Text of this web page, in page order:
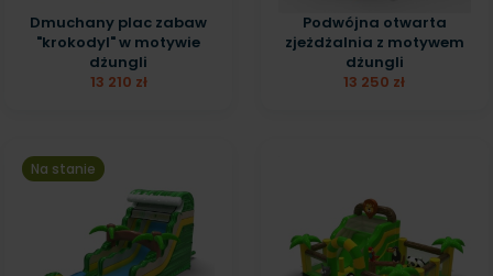
Dmuchany plac zabaw
"krokodyl" w motywie
dżungli
13 210 zł
Podwójna otwarta
zjeżdżalnia z motywem
dżungli
13 250 zł
Na stanie